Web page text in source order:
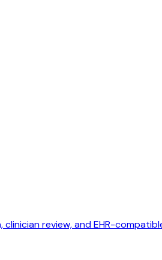
review, and EHR-